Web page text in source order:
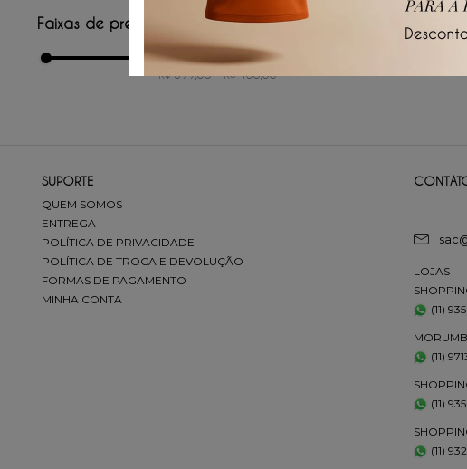
Faixas de preço
R$ 399,00 – R$ 400,00
XGG
☆☆☆
SUPORTE
QUEM SOMOS
ENTREGA
POLÍTICA DE PRIVACIDADE
POLÍTICA DE TROCA E DEVOLUÇÃO
FORMAS DE PAGAMENTO
MINHA CONTA
LOJAS
(11)
(11)
(11)
(11)